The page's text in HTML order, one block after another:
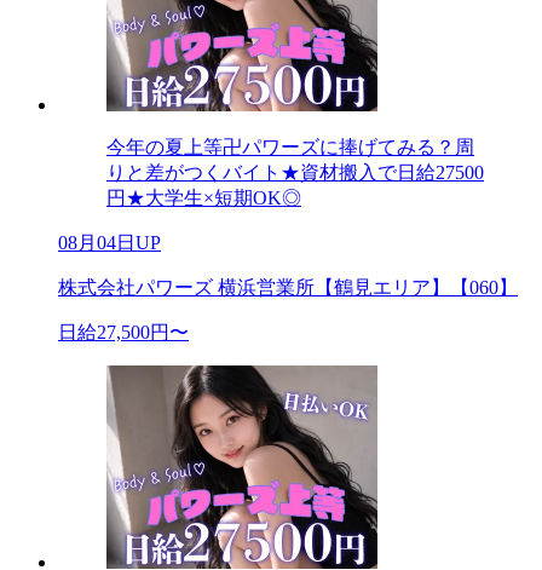
今年の夏上等卍パワーズに捧げてみる？周
りと差がつくバイト★資材搬入で日給27500
円★大学生×短期OK◎
08月04日UP
株式会社パワーズ 横浜営業所【鶴見エリア】【060】
日給27,500円〜